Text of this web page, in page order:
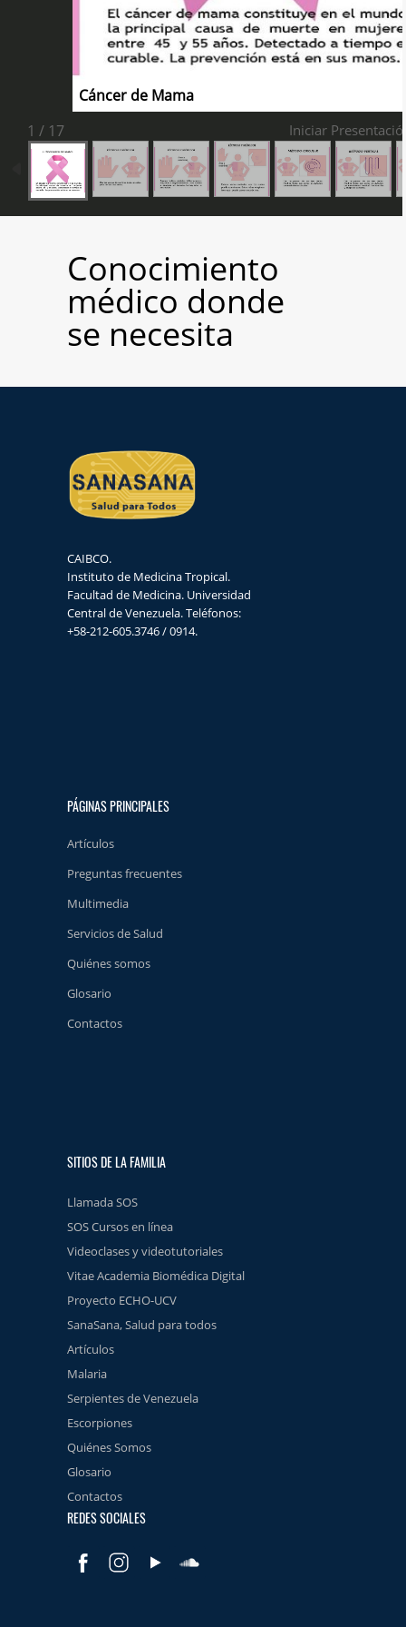
Escorpiones
Quiénes Somos
Glosario
REDES SOCIALES
Cáncer de Mama
1 / 17
Iniciar
Conocimiento
médico donde
se necesita
CAIBCO.
Instituto de Medicina Tropical.
Facultad de Medicina. Universidad
Central de Venezuela. Teléfonos:
+58-212-605.3746 / 0914.
PÁGINAS PRINCIPALES
Artículos
Preguntas frecuentes
Multimedia
Servicios de Salud
Quiénes somos
Glosario
Contactos
SITIOS DE LA FAMILIA
Llamada SOS
SOS Cursos en línea
Videoclases y videotutoriales
Vitae Academia Biomédica Digital
Proyecto ECHO-UCV
SanaSana, Salud para todos
Artículos
Malaria
Serpientes de Venezuela
Escorpiones
Quiénes Somos
Glosario
Contactos
REDES SOCIALES